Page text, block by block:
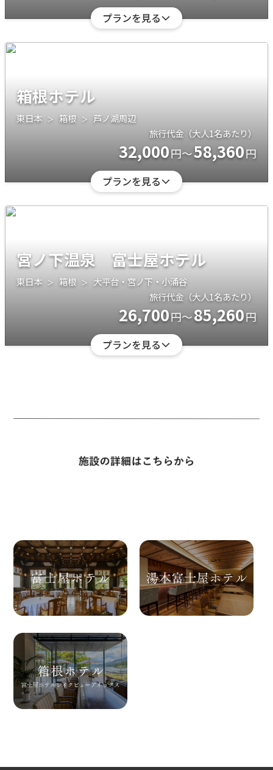
プランを見る
箱根ホテル
東日本 箱根
芦ノ湖周辺
旅行代金（大人1名あたり）
32,000円～58,360円
プランを見る
宮ノ下温泉 富士屋ホテル
東日本 箱根
大平台・宮ノ下・小涌谷
旅行代金（大人1名あたり）
26,700円～85,260円
プランを見る